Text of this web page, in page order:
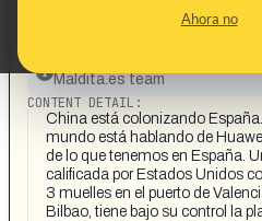
Ahora no
Huawei es solo la
This content has not yet
Maldita.es team
CONTENT DETAIL:
China está colonizando
mundo está hablando de
de lo que tenemos en España.
calificada por Estados Unidos
3 muelles en el puerto de
Bilbao, tiene bajo su control la